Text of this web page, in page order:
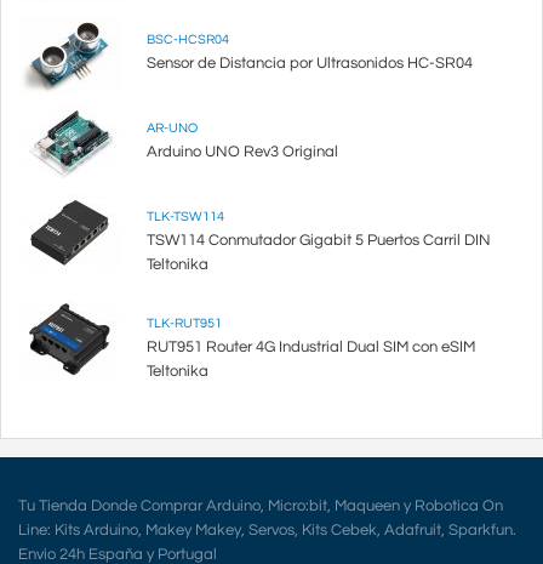
BSC-HCSR04
Sensor de Distancia por Ultrasonidos HC-SR04
AR-UNO
Arduino UNO Rev3 Original
TLK-TSW114
TSW114 Conmutador Gigabit 5 Puertos Carril DIN
Teltonika
TLK-RUT951
RUT951 Router 4G Industrial Dual SIM con eSIM
Teltonika
Tu Tienda Donde Comprar Arduino, Micro:bit, Maqueen y Robotica On
Line: Kits Arduino, Makey Makey, Servos, Kits Cebek, Adafruit, Sparkfun.
Envio 24h España y Portugal